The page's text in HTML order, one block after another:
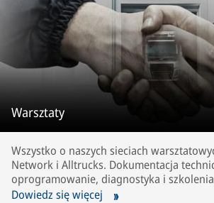
Warsztaty
Wszystko o naszych sieciach
Network i Alltrucks. Dokumentacja
oprogramowanie, diagnostyka i
Dowiedz się więcej